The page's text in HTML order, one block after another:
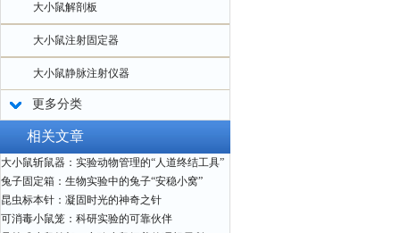
大小鼠解剖板
大小鼠注射固定器
大小鼠静脉注射仪器
更多分类
相关文章
大小鼠斩鼠器：实验动物管理的“人道终结工具”
兔子固定箱：生物实验中的兔子“安稳小窝”
昆虫标本针：凝固时光的神奇之针
可消毒小鼠笼：科研实验的可靠伙伴